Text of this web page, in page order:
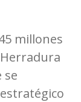
millones
se